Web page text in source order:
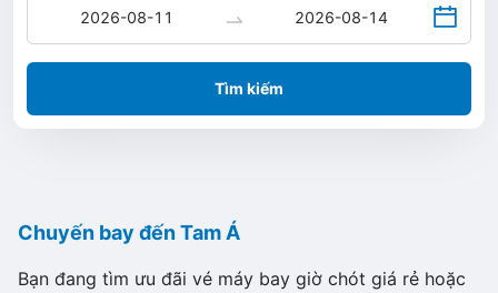
Tìm kiếm
Chuyến bay đến Tam Á
Bạn đang tìm ưu đãi vé máy bay giờ chót giá rẻ hoặc